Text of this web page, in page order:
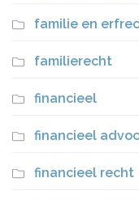
familie en
familierecht
financieel
financieel
financieel recht